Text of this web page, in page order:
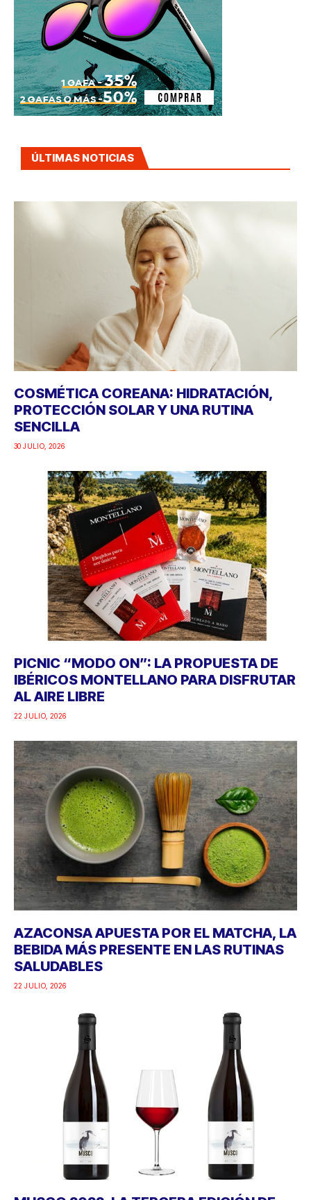
ÚLTIMAS NOTICIAS
COSMÉTICA COREANA: HIDRATACIÓN,
PROTECCIÓN SOLAR Y UNA RUTINA
SENCILLA
30 JULIO, 2026
PICNIC “MODO ON”: LA PROPUESTA DE
IBÉRICOS MONTELLANO PARA DISFRUTAR
AL AIRE LIBRE
22 JULIO, 2026
AZACONSA APUESTA POR EL MATCHA, LA
BEBIDA MÁS PRESENTE EN LAS RUTINAS
SALUDABLES
22 JULIO, 2026